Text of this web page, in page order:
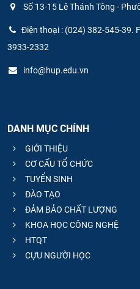
Số 13-15 Lê Thánh Tông -
Điện thoại : (024) 382-545-39.
3933-2332
info@hup.edu.vn
DANH MỤC CHÍNH
GIỚI THIỆU
CƠ CẤU TỔ CHỨC
TUYỂN SINH
ĐÀO TẠO
ĐẢM BẢO CHẤT LƯỢNG
KHOA HỌC CÔNG NGHỆ
HTQT
CỰU NGƯỜI HỌC